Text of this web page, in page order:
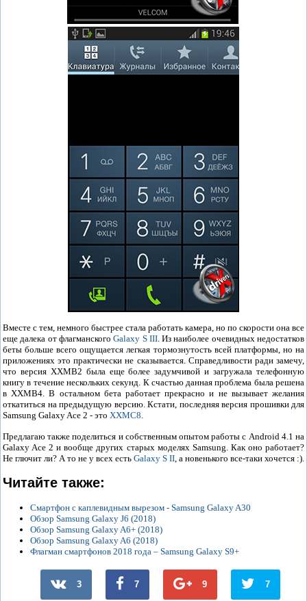
Вместе с тем, немного быстрее стала работать камера, но по скорости она все
еще далека от флагманскогоGalaxy S III. Из наиболее очевидных недостатков
беты больше всего ощущается легкая тормознутость всей платформы, но на
приложениях это практически не сказывается. Справедливости ради замечу,
что версия XXMB2 была еще более задумчивой и загружала телефонную
книгу в течение нескольких секунд. К счастью данная проблема была решена
в XXMB4. В остальном бета работает прекрасно и не вызывает желания
откатиться на предыдущую версию. Кстати, последняя версия прошивки для
Samsung Galaxy Ace 2 - это XXMC8
Предлагаю также поделиться и собственным опытом работы с Android 4.1 на
Galaxy Ace 2 и вообще других старых моделях Samsung. Как оно работает?
Не глючит ли? А то не у всех есть Galaxy S II , а новенького все-таки хочется :).
Читайте также:
Смартфон с каплевидным вырезом - Samsung Galaxy A30
Обзор Samsung Galaxy J6 (2018)
Обзор Samsung Galaxy A6+ (2018)
Обзор Samsung Galaxy A6 (2018)
Флагман смартфонов 2018 года – Samsung Galaxy S9+
3 7 9 7